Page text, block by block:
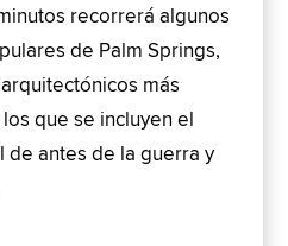
recorrerá algunos
de Palm Springs,
más
que se incluyen el
antes de la guerra y